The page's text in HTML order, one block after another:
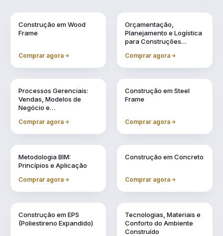
Construção em Wood
Frame
Comprar agora
Orçamentação,
Planejamento e Logística
para Construções
Comprar agora
Processos Gerenciais:
Vendas, Modelos de
Negócio e
Comprar agora
Construção em Steel
Frame
Comprar agora
Metodologia BIM:
Princípios e Aplicação
Comprar agora
Construção em Concreto
Comprar agora
Construção em EPS
(Poliestireno Expandido)
Tecnologias, Materiais e
Conforto do Ambiente
Construído